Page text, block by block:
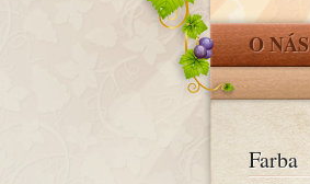
O NÁS
Farba